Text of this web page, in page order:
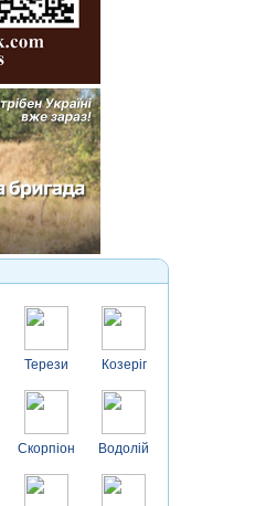
Терези
Скорпіон
Козеріг
Водолій